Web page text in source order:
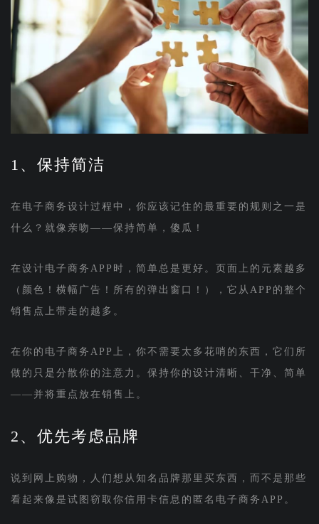
1、保持简洁
在电子商务设计过程中，你应该记住的最重要的规则之一是
什么？就像亲吻——保持简单，傻瓜！
在设计电子商务APP时，简单总是更好。页面上的元素越多
（颜色！横幅广告！所有的弹出窗口！），它从APP的整个
销售点上带走的越多。
在你的电子商务APP上，你不需要太多花哨的东西，它们所
做的只是分散你的注意力。保持你的设计清晰、干净、简单
——并将重点放在销售上。
2、优先考虑品牌
说到网上购物，人们想从知名品牌那里买东西，而不是那些
看起来像是试图窃取你信用卡信息的匿名电子商务APP。